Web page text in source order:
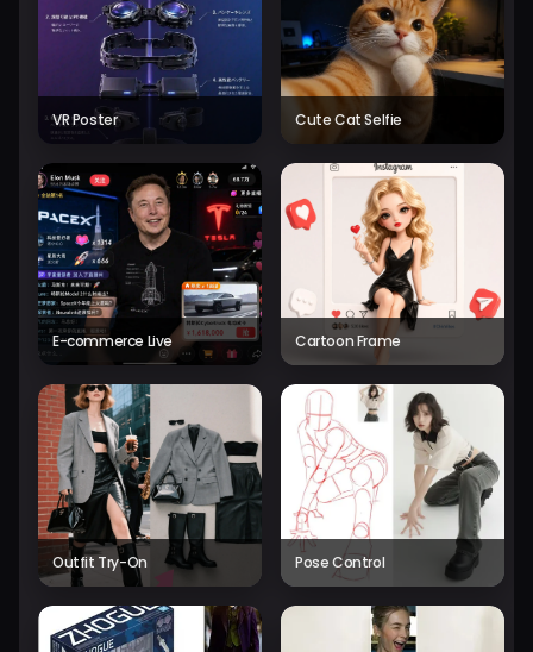
VR Poster Cute Cat Selfie
E-commerce Live Cartoon Frame
Outfit Try-On Pose Control